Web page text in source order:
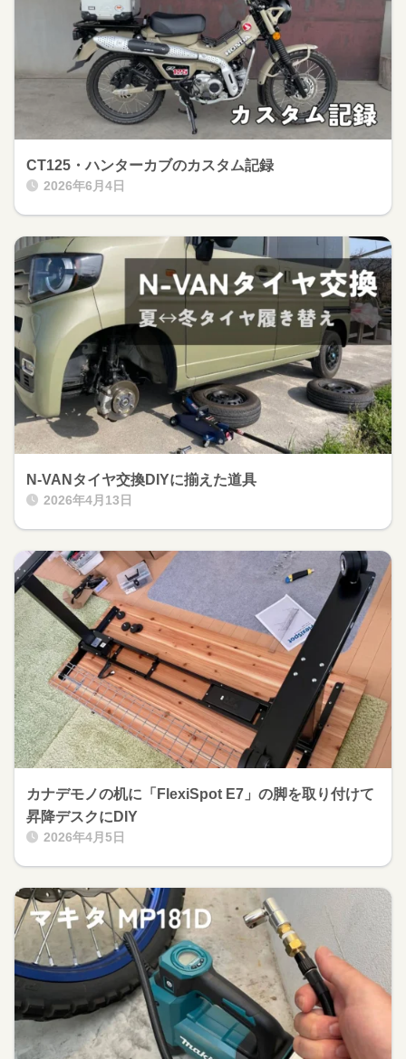
CT125・ハンターカブのカスタム記録
2026年6月4日
N-VANタイヤ交換DIYに揃えた道具
2026年4月13日
カナデモノの机に「FlexiSpot E7」の脚を取り付けて
昇降デスクにDIY
2026年4月5日